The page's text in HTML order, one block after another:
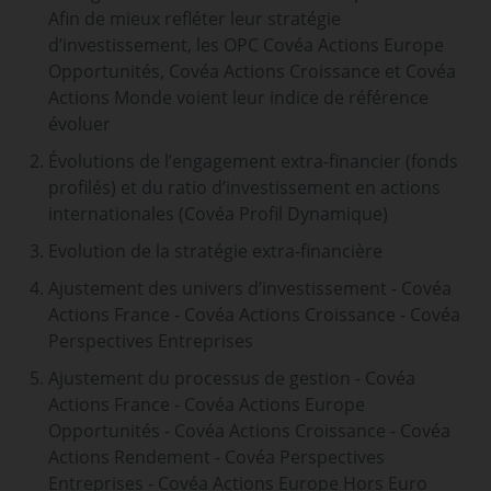
Afin de mieux refléter leur stratégie
d’investissement, les OPC Covéa Actions Europe
Opportunités, Covéa Actions Croissance et Covéa
Actions Monde voient leur indice de référence
évoluer
Évolutions de l’engagement extra-financier (fonds
profilés) et du ratio d’investissement en actions
internationales (Covéa Profil Dynamique)
Evolution de la stratégie extra-financière
Ajustement des univers d’investissement - Covéa
Actions France - Covéa Actions Croissance - Covéa
Perspectives Entreprises
Ajustement du processus de gestion - Covéa
Actions France - Covéa Actions Europe
Opportunités - Covéa Actions Croissance - Covéa
Actions Rendement - Covéa Perspectives
Entreprises - Covéa Actions Europe Hors Euro